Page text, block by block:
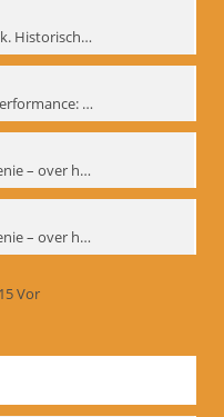
Meyerholds Biomechanik. Historisches Filmmaterial - Interne Signatur: BM-vid-99
Russian Constructivist Performance: An Evening of Foregger's Mastfor Cabaret. Good Treatment for Horses - Interne Signatur: BM-vid-105
Meyerhold als Theatergenie – over het mechanik van de acteursexpressie - Interne Signatur: BM-vid-108
Meyerhold als Theatergenie – over het mechanik van de acteursexpressie, Ausschnitt 2 - Interne Signatur: BM-vid-108_A2
15Vor